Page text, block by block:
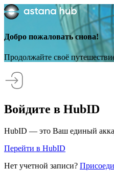
Добро пожаловать снова!
Продолжайте своё
Войдите в HubID
HubID — это Ваш единый
Перейти в HubID
Нет учетной записи?